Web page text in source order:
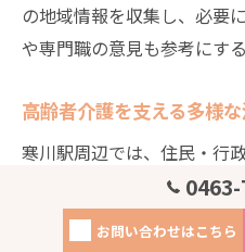
の地域情報を収集し、必要
や専門職の意見も参考にす
高齢者介護を支える多様
寒川駅周辺では、住民・行
様な活動が展開されていま
域住民による見守り活動や
お問い合わせはこちら